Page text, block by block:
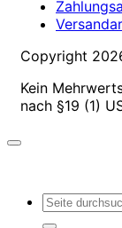
Copyright
Kein
nach §19 (1)
Suchen
nach: